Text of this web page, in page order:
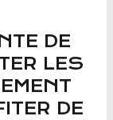
DE
LES
DE